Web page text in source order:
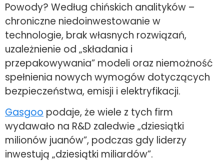
Powody? Według chińskich analityków –
chroniczne niedoinwestowanie w
technologie, brak własnych rozwiązań,
uzależnienie od „składania i
przepakowywania” modeli oraz niemożność
spełnienia nowych wymogów dotyczących
bezpieczeństwa, emisji i elektryfikacji.
Gasgoo podaje, że wiele z tych firm
wydawało na R&D zaledwie „dziesiątki
milionów juanów”, podczas gdy liderzy
inwestują „dziesiątki miliardów”.